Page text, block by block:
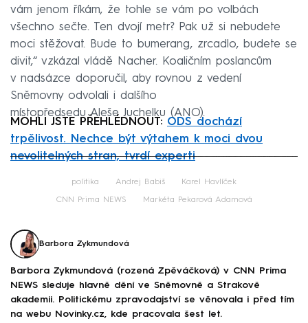
vám jenom říkám, že tohle se vám po volbách
všechno sečte. Ten dvojí metr? Pak už si nebudete
moci stěžovat. Bude to bumerang, zrcadlo, budete se
divit,“ vzkázal vládě Nacher. Koaličním poslancům
v nadsázce doporučil, aby rovnou z vedení
Sněmovny odvolali i dalšího
místopředsedu Aleše Juchelku (ANO).
MOHLI JSTE PŘEHLÉDNOUT: ODS dochází
trpělivost. Nechce být výtahem k moci dvou
nevolitelných stran, tvrdí experti
politika Andrej Babiš Karel Havlíček
CNN Prima NEWS Markéta Pekarová Adamová
Barbora Zykmundová
Barbora Zykmundová (rozená Zpěváčková) v CNN Prima
NEWS sleduje hlavně dění ve Sněmovně a Strakově
akademii. Politickému zpravodajství se věnovala i před tím
na webu Novinky.cz, kde pracovala šest let.